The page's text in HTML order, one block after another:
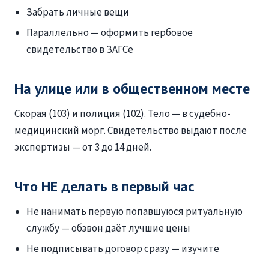
Забрать личные вещи
Параллельно — оформить гербовое
свидетельство в ЗАГСе
На улице или в общественном месте
Скорая (103) и полиция (102). Тело — в судебно-
медицинский морг. Свидетельство выдают после
экспертизы — от 3 до 14 дней.
Что НЕ делать в первый час
Не нанимать первую попавшуюся ритуальную
службу — обзвон даёт лучшие цены
Не подписывать договор сразу — изучите